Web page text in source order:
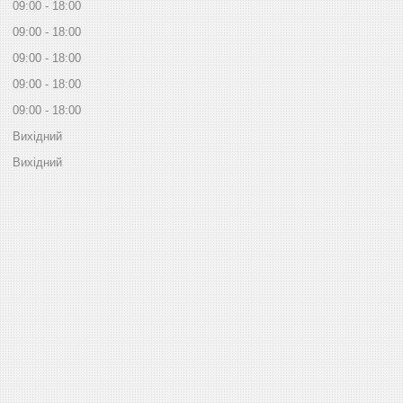
09:00
18:00
09:00
18:00
09:00
18:00
09:00
18:00
09:00
18:00
Вихідний
Вихідний